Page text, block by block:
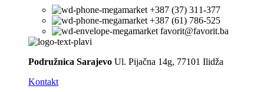
+387 (37) 311-377
+387 (61) 786-525
favorit@favorit.ba
Podružnica Sarajevo Ul. Pijačna 14g, 77101 Ilidža
Kontakt